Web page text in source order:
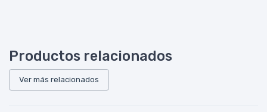
Productos relacionados
Ver más relacionados